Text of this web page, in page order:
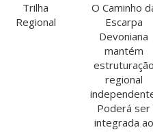
Trilha
Regional
O Caminho
Escarpa
Devoniana
mantém
regional
Poderá ser
integrada ao